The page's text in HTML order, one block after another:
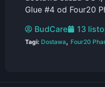
Glue #4 od Four20
BudCare
13
Tagi: Dostawa, Four20